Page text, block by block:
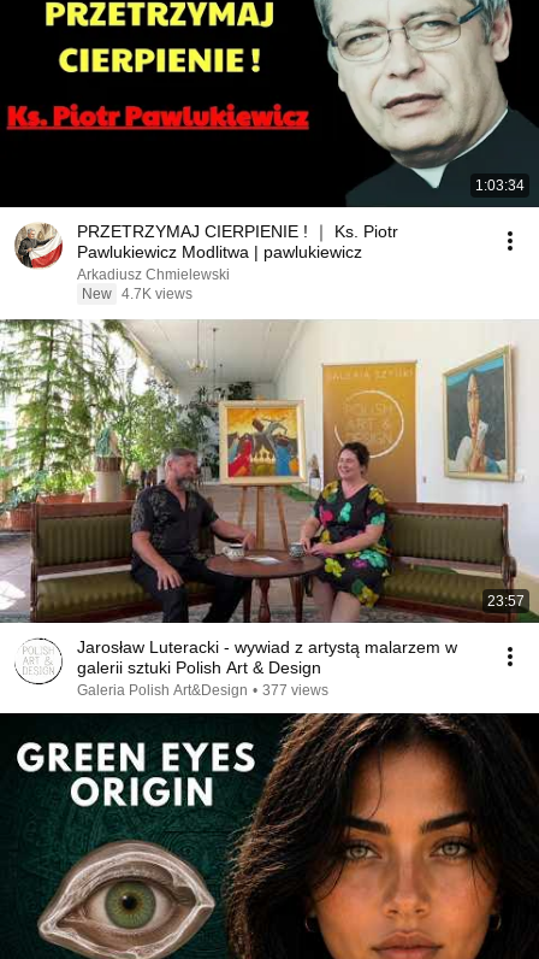
1:03:34
PRZETRZYMAJ CIERPIENIE ! ｜ Ks. Piotr
Pawlukiewicz Modlitwa | pawlukiewicz
Arkadiusz Chmielewski
New 4.7K views
23:57
Jarosław Luteracki - wywiad z artystą malarzem w
galerii sztuki Polish Art & Design
Galeria Polish Art&Design • 377 views